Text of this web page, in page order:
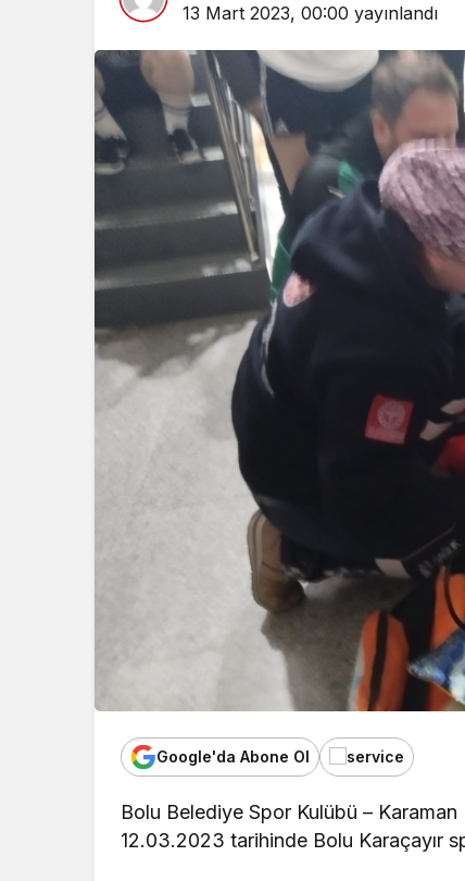
13 Mart 2023, 00:00 yayınlandı
Google'da Abone Ol
Bolu Belediye Spor Kulübü – Karaman
12.03.2023 tarihinde Bolu Karaçayır